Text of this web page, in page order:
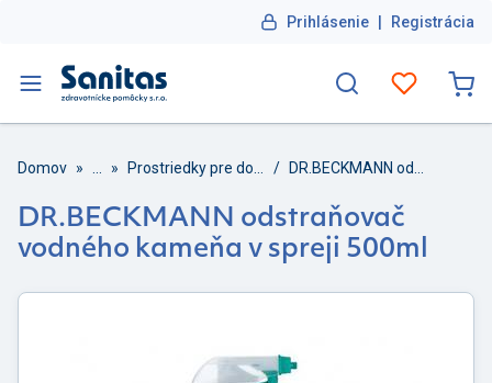
Prihlásenie | Registrácia
Domov » » /
DR.BECKMANN odstraňovač
vodného kameňa v spreji 500ml